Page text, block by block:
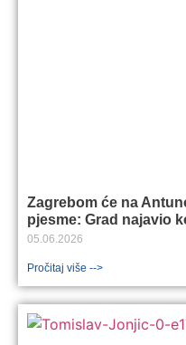
Zagrebom će na
pjesme: Grad najavio
05.06.2026
Pročitaj više -->